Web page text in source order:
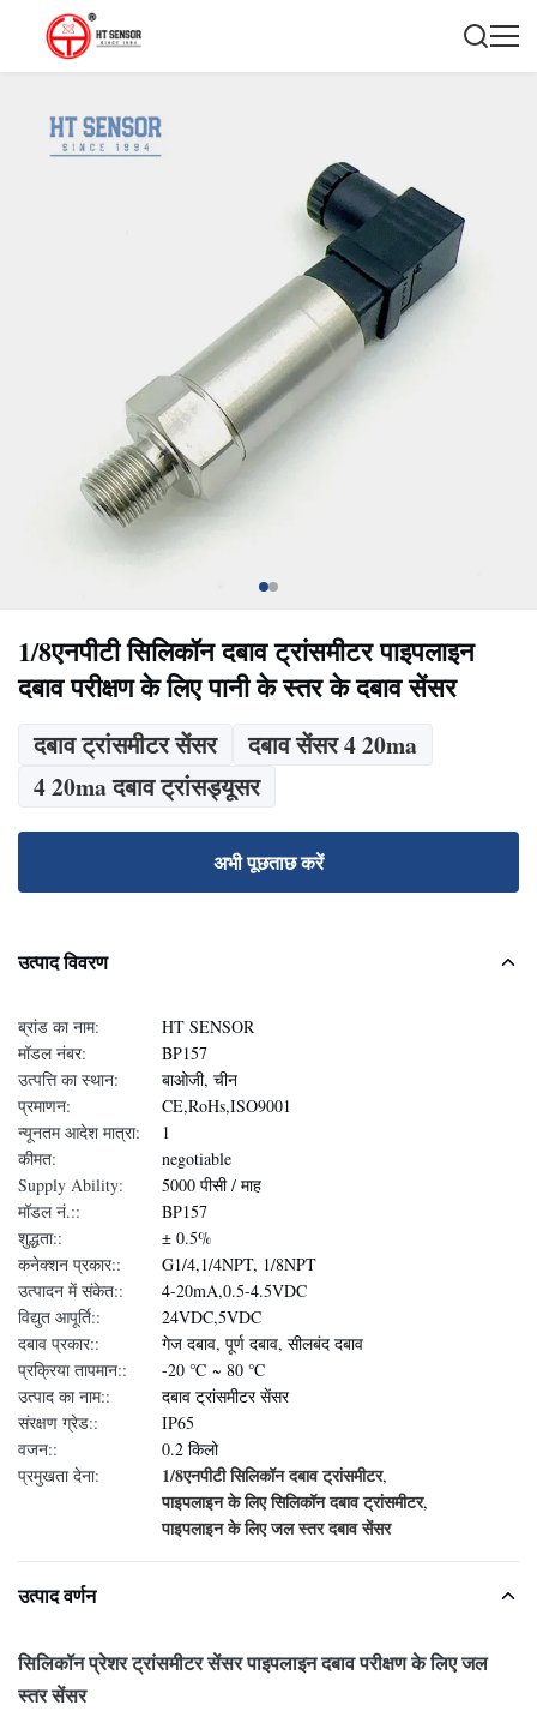
1/8एनपीटी सिलिकॉन दबाव ट्रांसमीटर पाइपलाइन
दबाव परीक्षण के लिए पानी के स्तर के दबाव सेंसर
दबाव ट्रांसमीटर सेंसर
दबाव सेंसर 4 20ma
4 20ma दबाव ट्रांसड्यूसर
अभी पूछताछ करें
उत्पाद विवरण
ब्रांड का नाम:
HT SENSOR
मॉडल नंबर:
BP157
उत्पत्ति का स्थान:
बाओजी, चीन
प्रमाणन:
CE,RoHs,ISO9001
न्यूनतम आदेश मात्रा:
1
कीमत:
negotiable
Supply Ability:
5000 पीसी / माह
मॉडल नं.::
BP157
शुद्धता::
± 0.5%
कनेक्शन प्रकार::
G1/4,1/4NPT, 1/8NPT
उत्पादन में संकेत::
4-20mA,0.5-4.5VDC
विद्युत आपूर्ति::
24VDC,5VDC
दबाव प्रकार::
गेज दबाव, पूर्ण दबाव, सीलबंद दबाव
प्रक्रिया तापमान::
-20 ℃ ~ 80 ℃
उत्पाद का नाम::
दबाव ट्रांसमीटर सेंसर
संरक्षण ग्रेड::
IP65
वजन::
0.2 किलो
प्रमुखता देना:
1/8एनपीटी सिलिकॉन दबाव ट्रांसमीटर,
पाइपलाइन के लिए सिलिकॉन दबाव ट्रांसमीटर,
पाइपलाइन के लिए जल स्तर दबाव सेंसर
उत्पाद वर्णन
सिलिकॉन प्रेशर ट्रांसमीटर सेंसर पाइपलाइन दबाव परीक्षण के लिए जल
स्तर सेंसर